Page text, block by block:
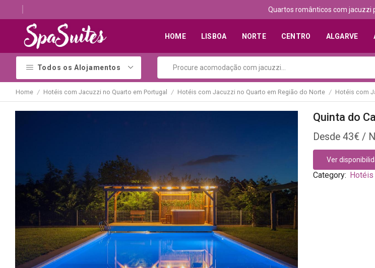
Quartos românticos com jacuzzi
HOME LISBOA NORTE CENTRO ALGARVE
Todos os Alojamentos
Home / Hotéis com Jacuzzi no Quarto em Portugal / Hotéis com Jacuzzi no Quarto em Região do Norte / Hotéis com
Quinta do
43€
Ver
Category: